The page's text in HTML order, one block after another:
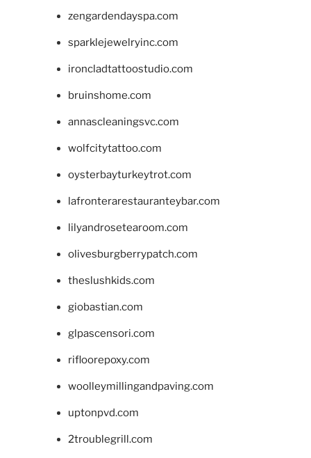
zengardendayspa.com
sparklejewelryinc.com
ironcladtattoostudio.com
bruinshome.com
annascleaningsvc.com
wolfcitytattoo.com
oysterbayturkeytrot.com
lafronterarestauranteybar.com
lilyandrosetearoom.com
olivesburgberrypatch.com
theslushkids.com
giobastian.com
glpascensori.com
rifloorepoxy.com
woolleymillingandpaving.com
uptonpvd.com
2troublegrill.com